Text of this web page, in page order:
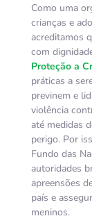
Como uma
crianças e
acreditamos
com
Proteção a
práticas a
previnem e
violência
até medidas
perigo. Por
Fundo das
autoridades
apreensões
país e
meninos.